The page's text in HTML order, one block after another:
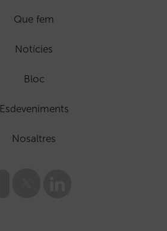
Que fem
Notícies
Bloc
Esdeveniments
Nosaltres